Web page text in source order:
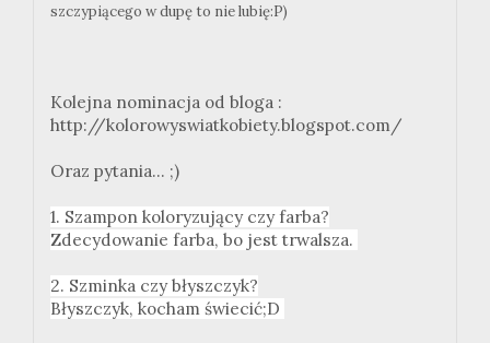
szczypiącego w dupę to nie lubię:P)
Kolejna nominacja od bloga :
http://kolorowyswiatkobiety.blogspot.com/
Oraz pytania... ;)
1. Szampon koloryzujący czy farba?
Zdecydowanie farba, bo jest trwalsza.
2. Szminka czy błyszczyk?
Błyszczyk, kocham świecić;D